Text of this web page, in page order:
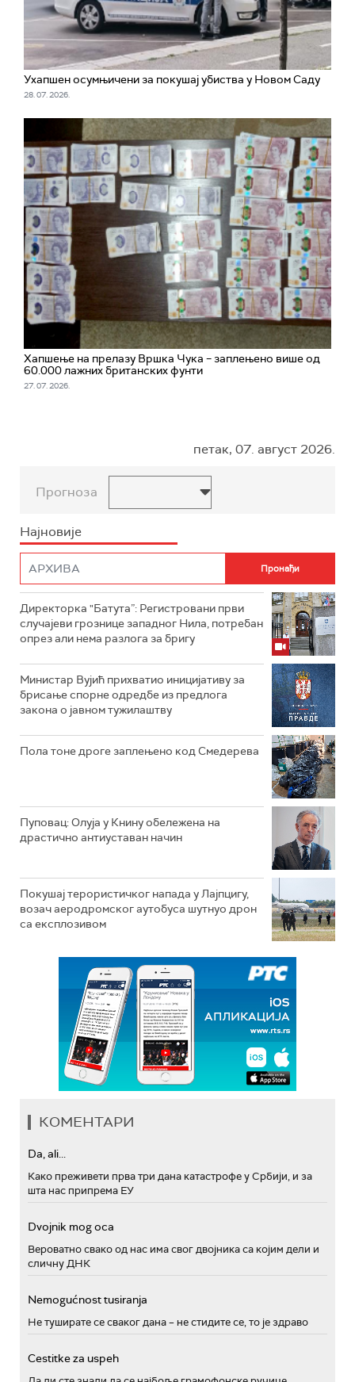
Ухапшен осумњичени за покушај убиства у Новом Саду
28. 07. 2026.
Хапшење на прелазу Вршка Чука – заплењено више од
60.000 лажних британских фунти
27. 07. 2026.
петак, 07. август 2026.
Прогноза
Најновије
Директорка "Батута”: Регистровани први
случајеви грознице западног Нила, потребан
опрез али нема разлога за бригу
Министар Вујић прихватио иницијативу за
брисање спорне одредбе из предлога
закона o јавном тужилаштву
Пола тоне дроге заплењено код Смедерева
Пуповац: Олуја у Книну обележена на
драстично антиуставан начин
Покушај терористичког напада у Лајпцигу,
возач аеродромског аутобуса шутнуо дрон
са експлозивом
КОМЕНТАРИ
Da, ali...
Како преживети прва три дана катастрофе у Србији, и за
шта нас припрема ЕУ
Dvojnik mog oca
Вероватно свако од нас има свог двојника са којим дели и
сличну ДНК
Nemogućnost tusiranja
Не туширате се сваког дана – не стидите се, то је здраво
Cestitke za uspeh